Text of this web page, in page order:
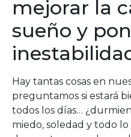
mejorar la
sueño y
Hay tantas cosas en
preguntamos si estará
todos los días…
miedo, soledad y todo